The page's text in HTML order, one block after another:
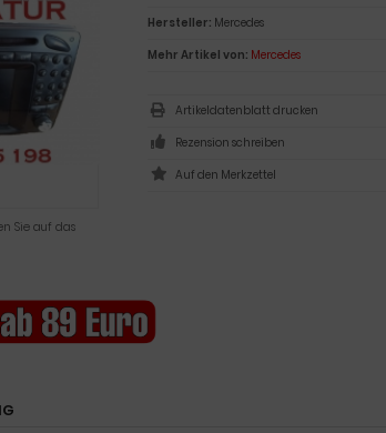
Sie auf das
Hersteller: Mercedes
Mehr Artikel von: Mercedes
Artikeldatenblatt drucken
Rezension schreiben